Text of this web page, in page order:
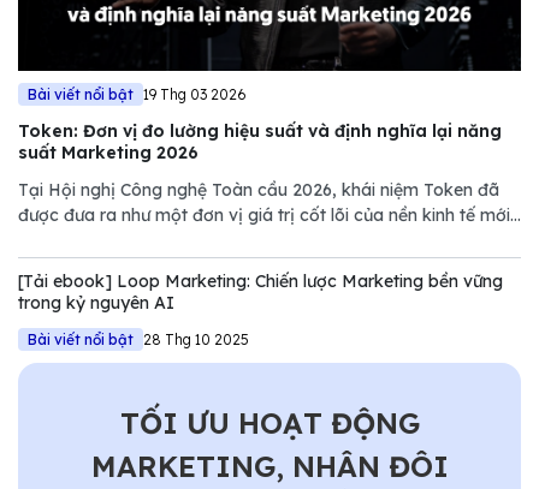
Bài viết nổi bật 19 Thg 03 2026
Token: Đơn vị đo lường hiệu suất và định nghĩa lại năng
suất Marketing 2026
Tại Hội nghị Công nghệ Toàn cầu 2026, khái niệm Token đã
được đưa ra như một đơn vị giá trị cốt lõi của nền kinh tế mới.
chúng ta sẽ bỏ lỡ một bước ngoặt quan trọng trong quản trị
Marketing.
[Tải ebook] Loop Marketing: Chiến lược Marketing bền vững
trong kỷ nguyên AI
Bài viết nổi bật 28 Thg 10 2025
TỐI ƯU HOẠT ĐỘNG
MARKETING, NHÂN ĐÔI